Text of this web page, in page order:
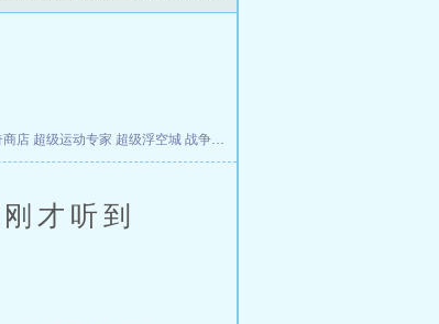
商店 超级运动专家 超级浮空城 战争天堂
才听到